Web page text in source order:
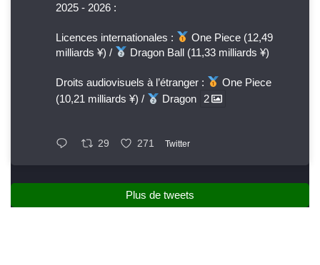
2025 - 2026 :
Licences internationales :
One Piece (12,49
milliards ¥) /
Dragon Ball (11,33 milliards ¥)
Droits audiovisuels à l’étranger :
One Piece
(10,21 milliards ¥) /
Dragon 2
29 271 Twitter
Plus de tweets